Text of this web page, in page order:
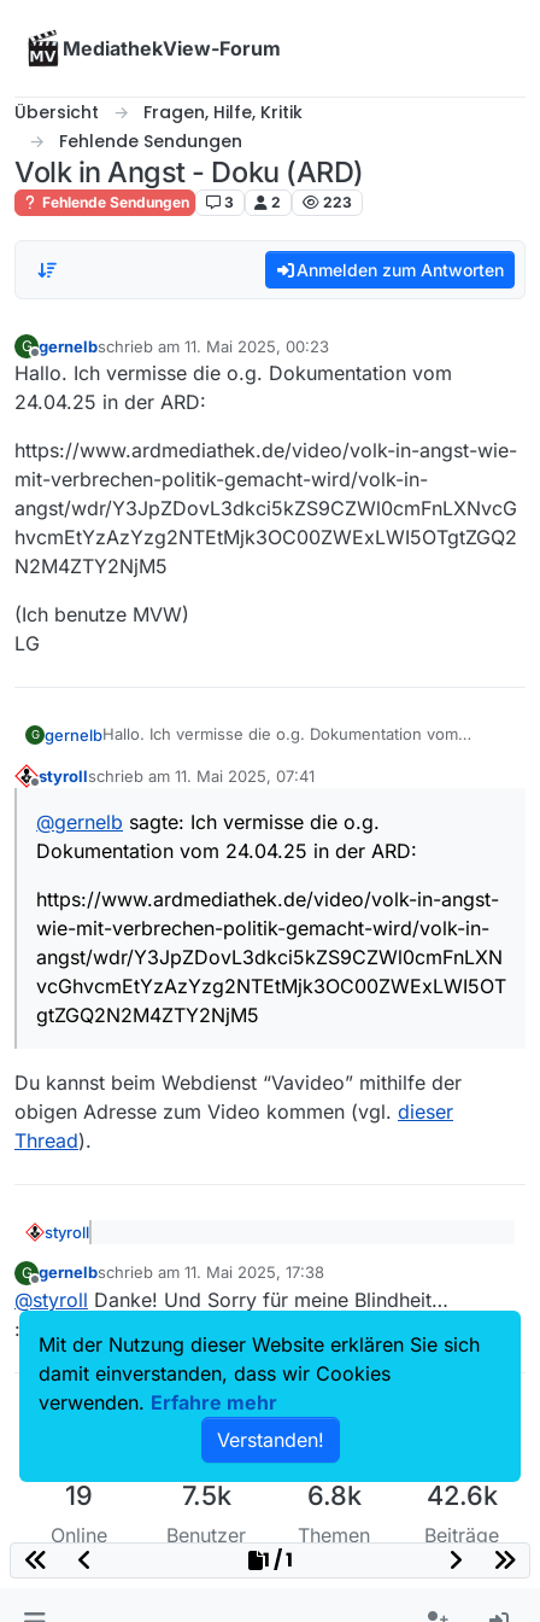
MediathekView-Forum
Übersicht
Fragen, Hilfe, Kritik
Fehlende Sendungen
Volk in Angst - Doku (ARD)
Fehlende Sendungen 3 2 223
Anmelden zum Antworten
G
Offline
gernelbschrieb am 11. Mai 2025, 00:23
zuletzt editiert von
Hallo. Ich vermisse die o.g. Dokumentation vom
24.04.25 in der ARD:
https://www.ardmediathek.de/video/volk-in-angst-wie-
mit-verbrechen-politik-gemacht-wird/volk-in-
angst/wdr/Y3JpZDovL3dkci5kZS9CZWl0cmFnLXNvcG
hvcmEtYzAzYzg2NTEtMjk3OC00ZWExLWI5OTgtZGQ2
N2M4ZTY2NjM5
(Ich benutze MVW)
LG
G gernelbHallo. Ich vermisse die o.g. Dokumentation vom
https://www.ardmediathek.de/video/volk-in-angst-
angst/wdr/Y3JpZDovL3dkci5kZS9CZWl0cmFnLXNvcG
hvcmEtYzAzYzg2NTEtMjk3OC00ZWExLWI5OTgtZGQ2
(Ich benutze MVW)
LG
styrollschrieb am 11. Mai 2025, 07:41
zuletzt editiert von
@gernelb sagte: Ich vermisse die o.g.
Dokumentation vom 24.04.25 in der ARD:
https://www.ardmediathek.de/video/volk-in-angst-
wie-mit-verbrechen-politik-gemacht-wird/volk-in-
angst/wdr/Y3JpZDovL3dkci5kZS9CZWl0cmFnLXN
vcGhvcmEtYzAzYzg2NTEtMjk3OC00ZWExLWI5OT
gtZGQ2N2M4ZTY2NjM5
Du kannst beim Webdienst “Vavideo” mithilfe der
obigen Adresse zum Video kommen (vgl. dieser
Thread).
styroll
Dokumentation vom 24.04.25 in der ARD:
https://www.ardmediathek.de/video/volk-in-angst-
wie-mit-verbrechen-politik-gemacht-wird/volk-in-
angst/wdr/Y3JpZDovL3dkci5kZS9CZWl0cmFnLXN
vcGhvcmEtYzAzYzg2NTEtMjk3OC00ZWExLWI5OT
gtZGQ2N2M4ZTY2NjM5
Du kannst beim Webdienst “Vavideo” mithilfe der obigen
Adresse zum Video kommen (vgl.dieser Thread).
G
Offline
gernelbschrieb am 11. Mai 2025, 17:38
zuletzt editiert von
@styroll Danke! Und Sorry für meine Blindheit…
:sunglasses:
19
Online
7.5k
Benutzer
6.8k
Themen
42.6k
Beiträge
1 / 1
Mit der Nutzung dieser Website erklären Sie sich
damit einverstanden, dass wir Cookies
verwenden. Erfahre mehr
Verstanden!